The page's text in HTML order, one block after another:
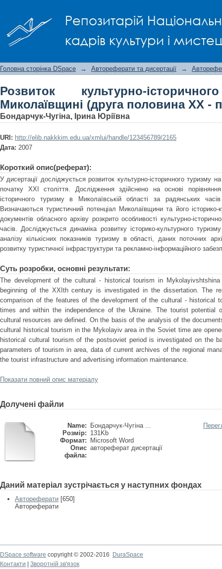
Репозитарій
кадрів культури і
- початок ХХІ ст.)
Головна сторінка DSpace → Автореферати та дисертації →
Розвиток культурно-
Миколаївщині (друга половина ХХ -
Бондарчук-Чугіна, Ірина Юріївна
URI: http://elib.nakkkim.edu.ua/xmlui/handle/123456789/2165
Дата: 2007
Короткий опис(реферат):
У дисертації досліджується розвиток культурно-історичного туризму
початку ХХІ століття. Дослідження здійснено на основі
історичного туризму в Миколаївській області за радянських
Визначаються туристичний потенціал Миколаївщини та його історико-
документів обласного архіву розкрито особливості культурно-
часів. Досліджується динаміка розвитку історико-культурного
аналізу кількісних показників туризму в області, даних поточних
розвитку туристичної інфраструктури та рекламно-інформаційного
Суть розробки, основні результати:
The development of the cultural - historical tourism in
beginning of the ХХIth century is investigated in the dissertation. The
comparison of the features of the development of the cultural - historical
times and within the independence of the Ukraine. The tourist potential
cultural resources are defined. On the basis of the analysis of the
cultural historical tourism in the Mykolayiv area in the Soviet time are
historical cultural tourism of the postsoviet period is investigated on the
parameters of tourism in area, data of current archives of the regional
the tourist infrastructure and advertising information maintenance.
Показати повний опис матеріалу
Долучені файли
Name:
Бондарчук-Чугіна ...
Розмір: 131Kb
Формат:
Microsoft Word
Опис
файла:
автореферат дисертації
Даний матеріал зустрічається у наступних фондах
Автореферати [650]
Автореферати
DSpace software copyright © 2002-2016
DuraSpace
Контакти
Зворотній зв'язок